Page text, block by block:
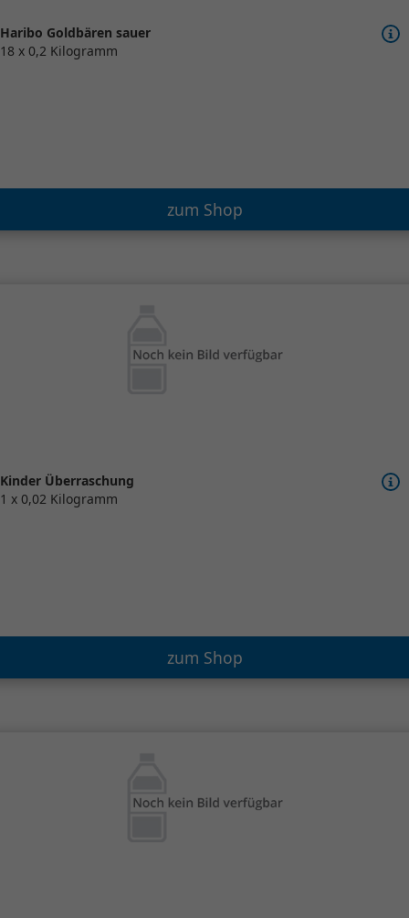
Haribo Goldbären sauer
18 x 0,2 Kilogramm
zum Shop
Kinder Überraschung
1 x 0,02 Kilogramm
zum Shop